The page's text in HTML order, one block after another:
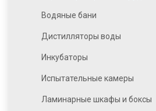
Водяные бани
Дистилляторы воды
Инкубаторы
Испытательные камеры
Ламинарные шкафы и боксы